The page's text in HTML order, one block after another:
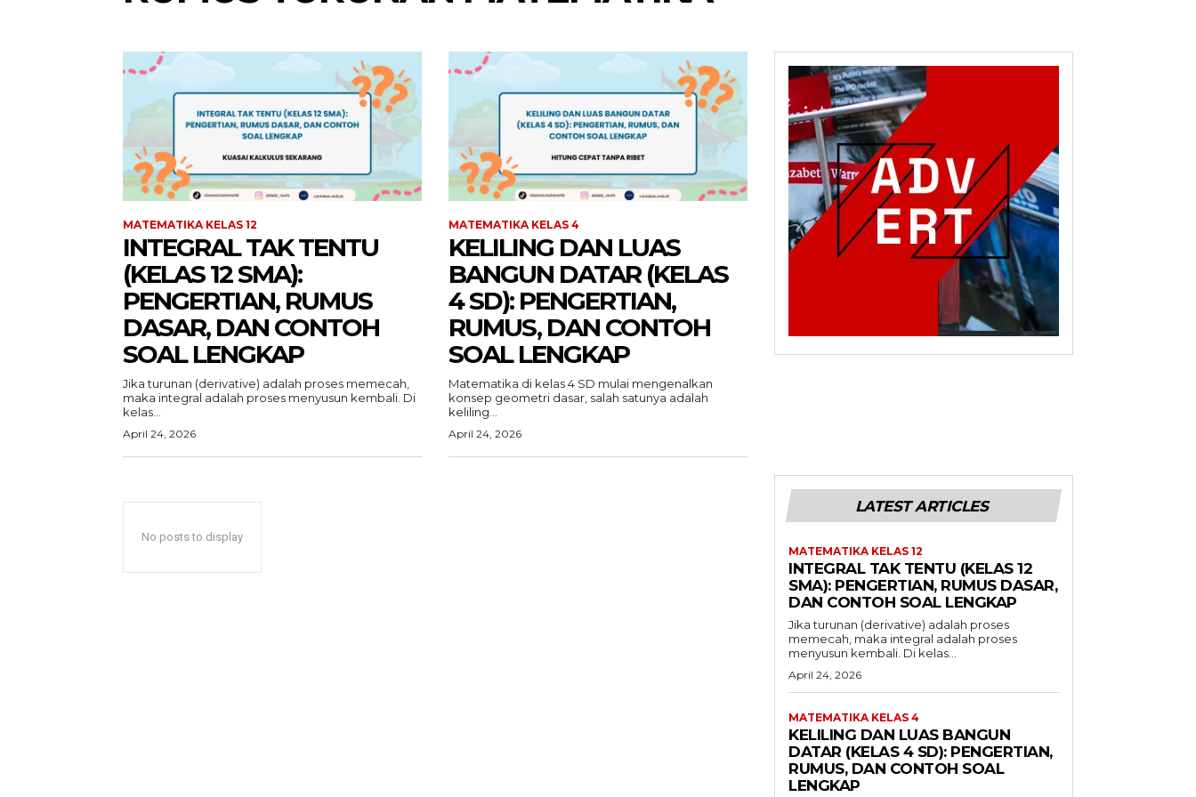
MATEMATIKA KELAS 12
INTEGRAL TAK TENTU
(KELAS 12 SMA):
PENGERTIAN, RUMUS
DASAR, DAN CONTOH
SOAL LENGKAP
Jika turunan (derivative) adalah proses memecah,
maka integral adalah proses menyusun kembali. Di
kelas...
April 24, 2026
MATEMATIKA KELAS 4
KELILING DAN LUAS
BANGUN DATAR (KELAS
4 SD): PENGERTIAN,
RUMUS, DAN CONTOH
SOAL LENGKAP
Matematika di kelas 4 SD mulai mengenalkan
konsep geometri dasar, salah satunya adalah
keliling...
April 24, 2026
No posts to display
LATEST ARTICLES
MATEMATIKA KELAS 12
INTEGRAL TAK TENTU (KELAS 12
SMA): PENGERTIAN, RUMUS DASAR,
DAN CONTOH SOAL LENGKAP
Jika turunan (derivative) adalah proses
memecah, maka integral adalah proses
menyusun kembali. Di kelas...
April 24, 2026
MATEMATIKA KELAS 4
KELILING DAN LUAS BANGUN
DATAR (KELAS 4 SD): PENGERTIAN,
RUMUS, DAN CONTOH SOAL
LENGKAP